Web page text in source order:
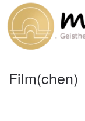
Zum
Film(chen)